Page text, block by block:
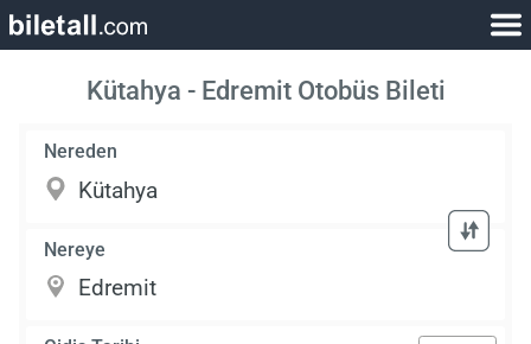
Kütahya - Edremit Otobüs Bileti
Nereden
Nereye